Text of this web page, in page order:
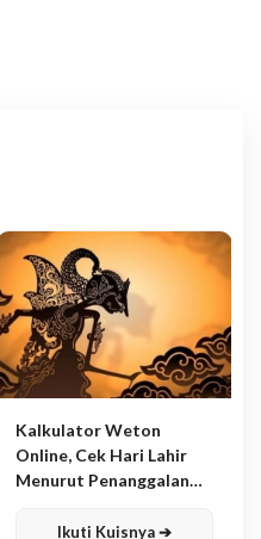
Kalkulator Weton
Online, Cek Hari Lahir
Menurut Penanggalan
Ikuti Kuisnya ➔